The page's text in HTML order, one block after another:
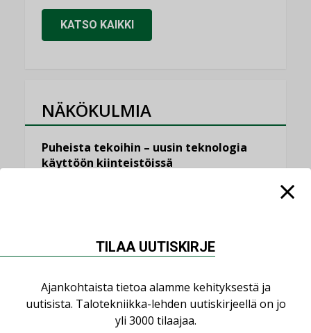
KATSO KAIKKI
NÄKÖKULMIA
Puheista tekoihin – uusin teknologia
käyttöön kiinteistöissä
Yli miljoona kotia on vailla toimivaa
KOLUMNI
Miten varmistetaan EPD-dokumenteista
TILAA UUTISKIRJE
Ajankohtaista tietoa alamme kehityksestä ja
uutisista. Talotekniikka-lehden uutiskirjeellä on jo
yli 3000 tilaajaa.